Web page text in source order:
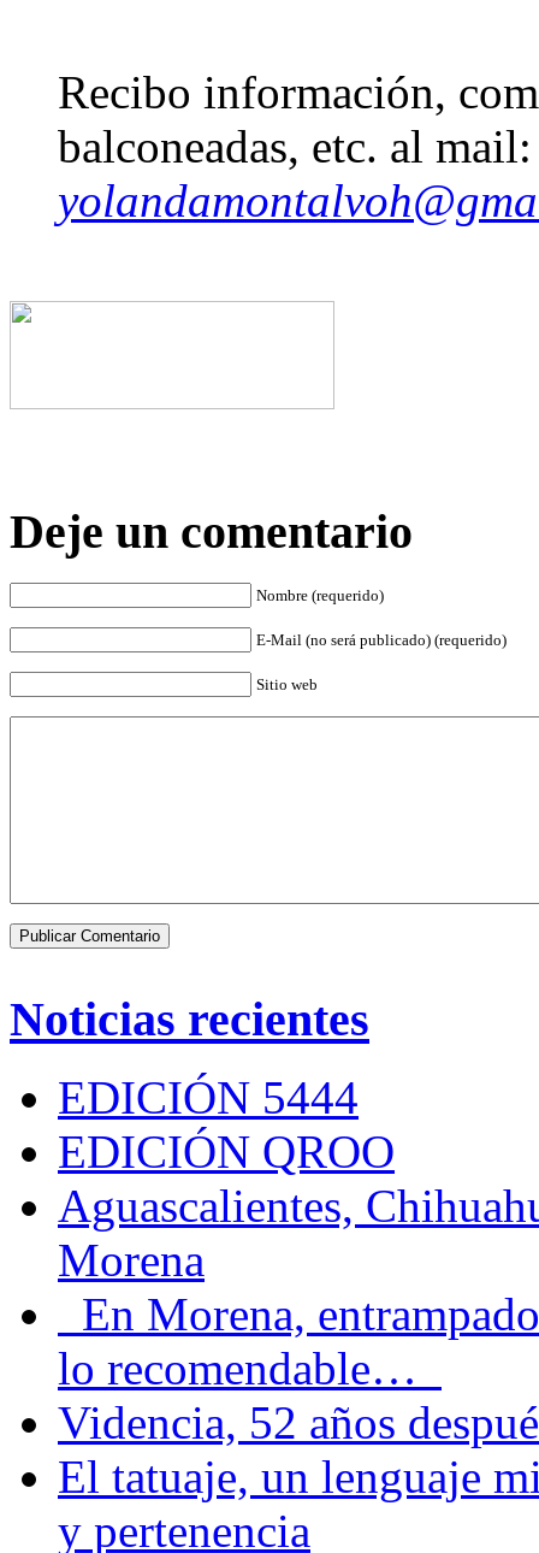
Recibo información,
balconeadas, etc. al mail:
Deje un comentario
Nombre (requerido)
E-Mail (no será publicado) (requerido)
Sitio web
Noticias recientes
EDICIÓN 5444
EDICIÓN QROO
Aguascalientes,
Morena
En Morena,
lo recomendable…
Videncia, 52 años
El tatuaje, un lenguaje
y pertenencia